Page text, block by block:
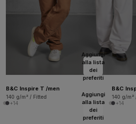
Aggiungi
alla lista
dei
preferiti
B&C Inspire T /men
140 g/m² / Fitted
+14
B&C
140 g/m²
+14
Aggiungi
alla lista
dei
preferiti